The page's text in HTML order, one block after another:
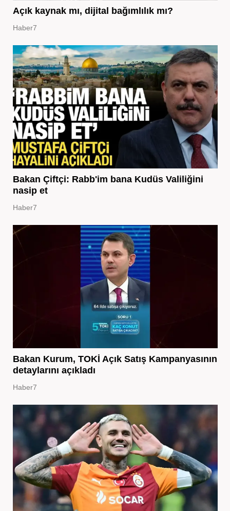
Açık kaynak mı, dijital bağımlılık mı?
Haber7
Bakan Çiftçi: Rabb'im bana Kudüs Valiliğini
nasip et
Haber7
Bakan Kurum, TOKİ Açık Satış Kampanyasının
detaylarını açıkladı
Haber7